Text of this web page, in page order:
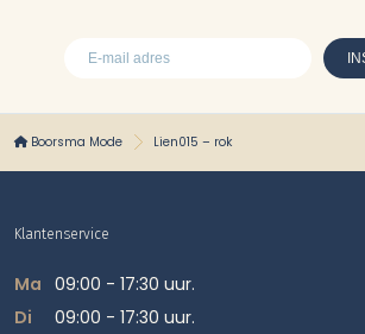
Boorsma Mode Lien015 – rok
Klantenservice
Ma 09:00 - 17:30 uur.
Di
09:00 - 17:30 uur.